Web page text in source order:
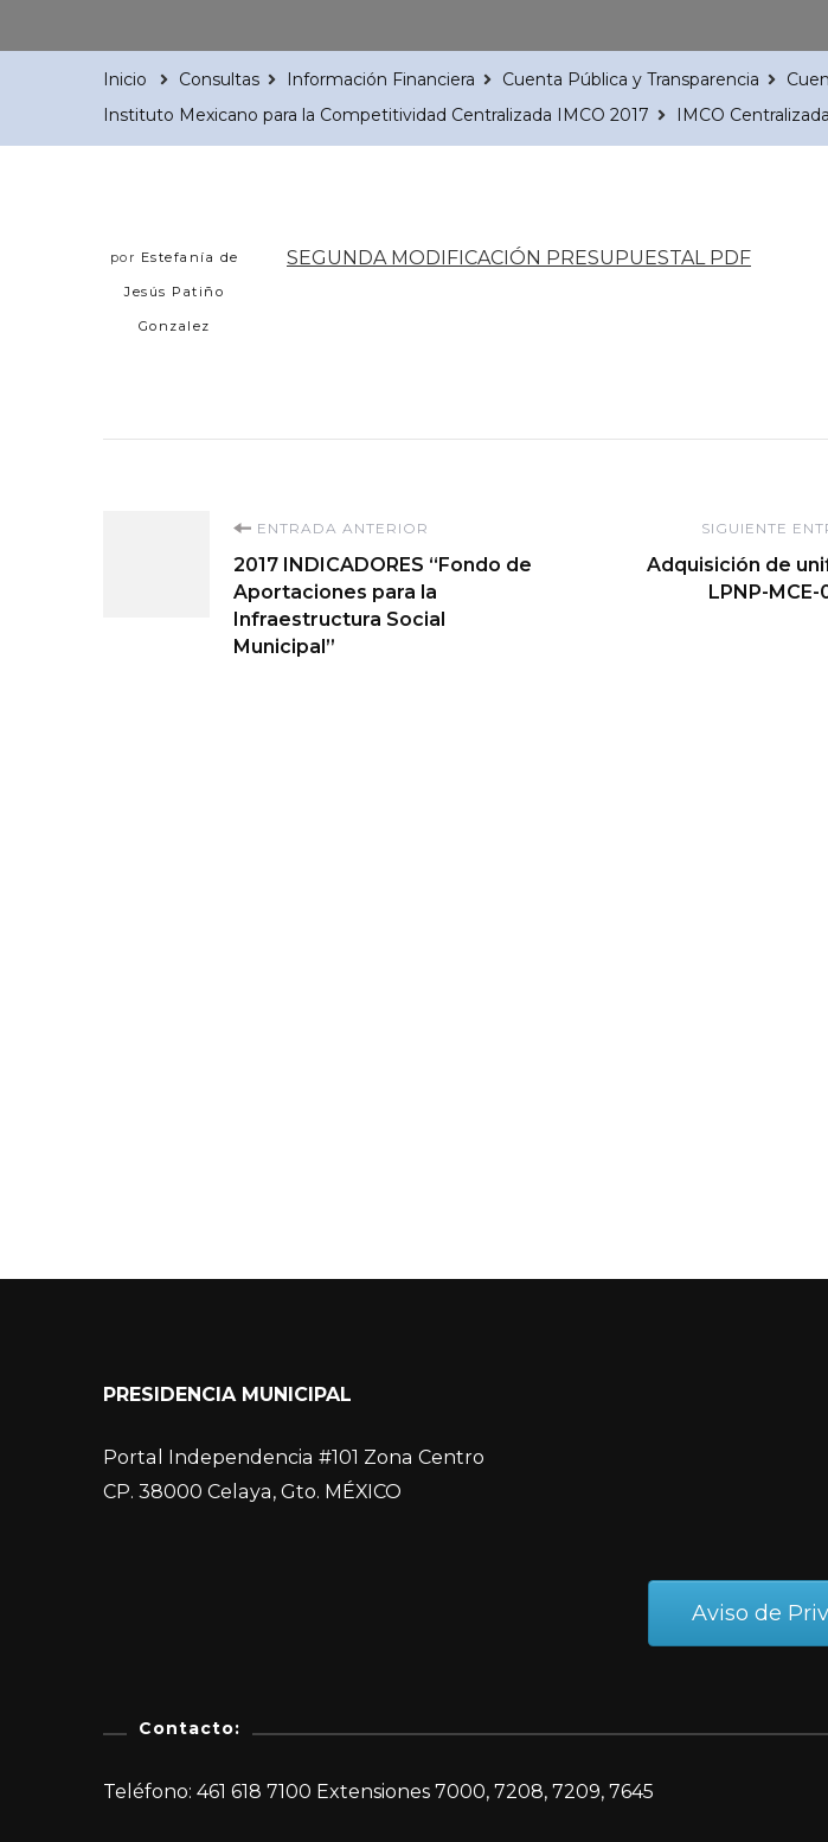
Inicio Consultas Información Financiera Cuenta Pública y Transparencia
Instituto Mexicano para la Competitividad Centralizada IMCO 2017
IMCO
por Estefanía de
Jesús Patiño
Gonzalez
SEGUNDA MODIFICACIÓN PRESUPUESTAL PDF
Navegación
entradas
ENTRADA ANTERIOR
2017 INDICADORES “Fondo de
Aportaciones para la
Infraestructura Social
Municipal”
SIGUIENTE
Adquisición de
LPNP-MCE-
PRESIDENCIA MUNICIPAL
Portal Independencia #101 Zona Centro
CP. 38000 Celaya, Gto. MÉXICO
Aviso de
Contacto:
Teléfono: 461 618 7100 Extensiones 7000, 7208, 7209, 7645